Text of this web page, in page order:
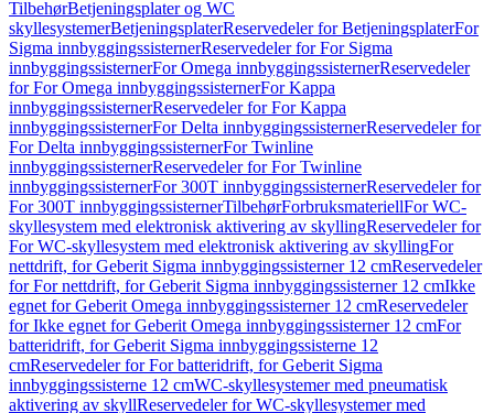
TilbehørBetjeningsplater og WC
skyllesystemerBetjeningsplaterReservedeler for BetjeningsplaterFor
Sigma innbyggingssisternerReservedeler for For Sigma
innbyggingssisternerFor Omega innbyggingssisternerReservedeler
for For Omega innbyggingssisternerFor Kappa
innbyggingssisternerReservedeler for For Kappa
innbyggingssisternerFor Delta innbyggingssisternerReservedeler for
For Delta innbyggingssisternerFor Twinline
innbyggingssisternerReservedeler for For Twinline
innbyggingssisternerFor 300T innbyggingssisternerReservedeler for
For 300T innbyggingssisternerTilbehørForbruksmateriellFor WC-
skyllesystem med elektronisk aktivering av skyllingReservedeler for
For WC-skyllesystem med elektronisk aktivering av skyllingFor
nettdrift, for Geberit Sigma innbyggingssisterner 12 cmReservedeler
for For nettdrift, for Geberit Sigma innbyggingssisterner 12 cmIkke
egnet for Geberit Omega innbyggingssisterner 12 cmReservedeler
for Ikke egnet for Geberit Omega innbyggingssisterner 12 cmFor
batteridrift, for Geberit Sigma innbyggingssisterne 12
cmReservedeler for For batteridrift, for Geberit Sigma
innbyggingssisterne 12 cmWC-skyllesystemer med pneumatisk
aktivering av skyllReservedeler for WC-skyllesystemer med